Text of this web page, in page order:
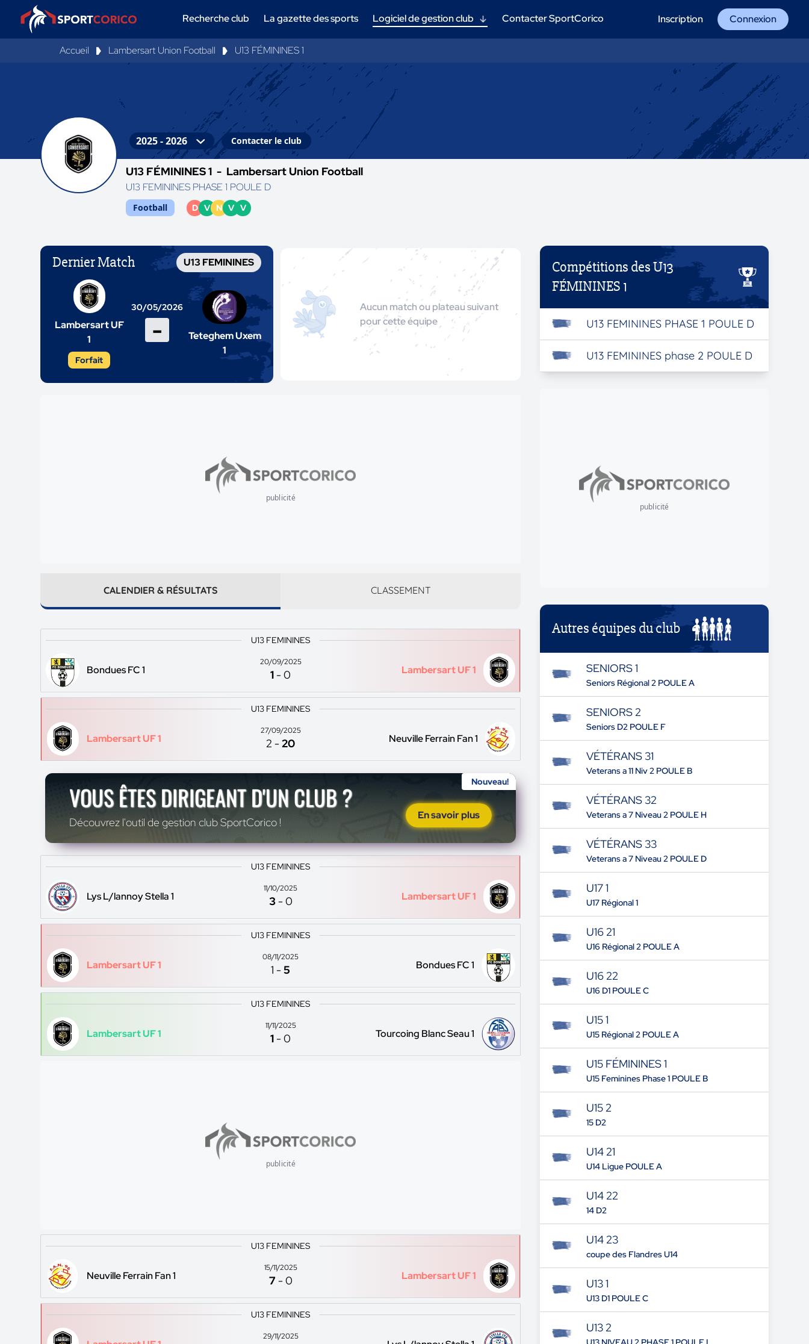
Recherche club La gazette des sports Logiciel de gestion club Contacter SportCorico Inscription Connexion
Accueil Lambersart Union Football U13 FÉMININES 1
Contacter le club
U13 FÉMININES 1 - Lambersart Union Football
U13 FEMININES PHASE 1 POULE D
Football D V N V V
Dernier Match U13 FEMININES
Lambersart UF
1
Forfait
30/05/2026
-
Teteghem Uxem
1
Aucun match ou plateau suivant
pour cette équipe
publicité
CALENDIER & RÉSULTATS CLASSEMENT
U13 FEMININES
Bondues FC 1
20/09/2025
1 -0 Lambersart UF 1
U13 FEMININES
Lambersart UF 1
27/09/2025
2 -20 Neuville Ferrain Fan 1
Nouveau!
VOUS ÊTES DIRIGEANT D'UN CLUB ?
Découvrez l'outil de gestion club SportCorico !
En savoir plus
U13 FEMININES
Lys L/lannoy Stella 1
11/10/2025
3 -0 Lambersart UF 1
U13 FEMININES
Lambersart UF 1
08/11/2025
1 -5 Bondues FC 1
U13 FEMININES
Lambersart UF 1
11/11/2025
1 -0 Tourcoing Blanc Seau 1
publicité
U13 FEMININES
Neuville Ferrain Fan 1
15/11/2025
7 -0 Lambersart UF 1
U13 FEMININES
29/11/2025
Compétitions des U13
FÉMININES 1
U13 FEMININES PHASE 1 POULE D
U13 FEMININES phase 2 POULE D
publicité
Autres équipes du club
SENIORS 1
Seniors Régional 2 POULE A
SENIORS 2
Seniors D2 POULE F
VÉTÉRANS 31
Veterans a 11 Niv 2 POULE B
VÉTÉRANS 32
Veterans a 7 Niveau 2 POULE H
VÉTÉRANS 33
Veterans a 7 Niveau 2 POULE D
U17 1
U17 Régional 1
U16 21
U16 Régional 2 POULE A
U16 22
U16 D1 POULE C
U15 1
U15 Régional 2 POULE A
U15 FÉMININES 1
U15 Feminines Phase 1 POULE B
U15 2
15 D2
U14 21
U14 Ligue POULE A
U14 22
14 D2
U14 23
coupe des Flandres U14
U13 1
U13 D1 POULE C
U13 2